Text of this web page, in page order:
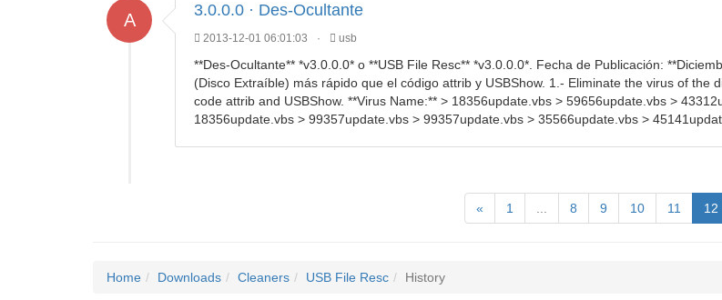
A 3.0.0.0 · Des-Ocultante
2013-12-01 06:01:03 · usb
**Des-Ocultante** *v3.0.0.0* o **USB File Resc** *v3.0.0.0*. Fecha de Publicación:
(Disco Extraíble) más rápido que el código attrib y USBShow. 1.- Eliminate the virus of
code attrib and USBShow. **Virus Name:** > 18356update.vbs > 59656update.vbs >
18356update.vbs > 99357update.vbs > 99357update.vbs > 35566update.vbs >
« 1 8 9 10 11 12
Home Downloads Cleaners USB File Resc History